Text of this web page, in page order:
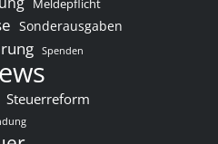
Meldepflicht
Sonderausgaben
Spenden
Steuerreform